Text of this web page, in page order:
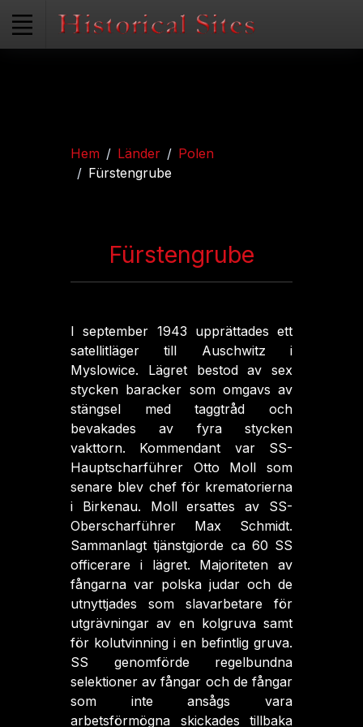
Hem Länder
Polen
Fürstengrube
Fürstengrube
I september 1943 upprättades ett
satellitläger till Auschwitz i
Myslowice. Lägret bestod av sex
stycken baracker som omgavs av
stängsel med taggtråd och
bevakades av fyra stycken
vakttorn. Kommendant var SS-
Hauptscharführer Otto Moll som
senare blev chef för krematorierna
i Birkenau. Moll ersattes av SS-
Oberscharführer Max Schmidt.
Sammanlagt tjänstgjorde ca 60 SS
officerare i lägret. Majoriteten av
fångarna var polska judar och de
utnyttjades som slavarbetare för
utgrävningar av en kolgruva samt
för kolutvinning i en befintlig gruva.
SS genomförde regelbundna
selektioner av fångar och de fångar
som inte ansågs vara
arbetsförmögna skickades tillbaka